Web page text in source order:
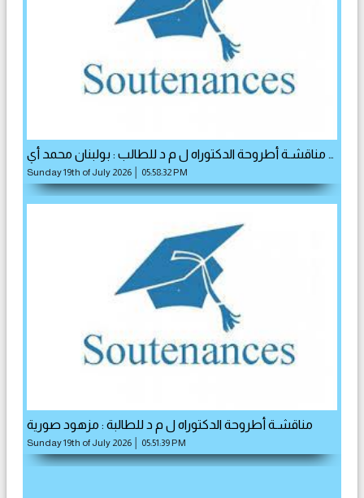
مناقشـة أطروحة الدكتوراه ل م د للطالب : بولبنان محمد أي …
Sunday 19th of July 2026 │ 05:58:32 PM
مناقشـة أطروحة الدكتوراه ل م د للطالبة : مزهود صورية
Sunday 19th of July 2026 │ 05:51:39 PM